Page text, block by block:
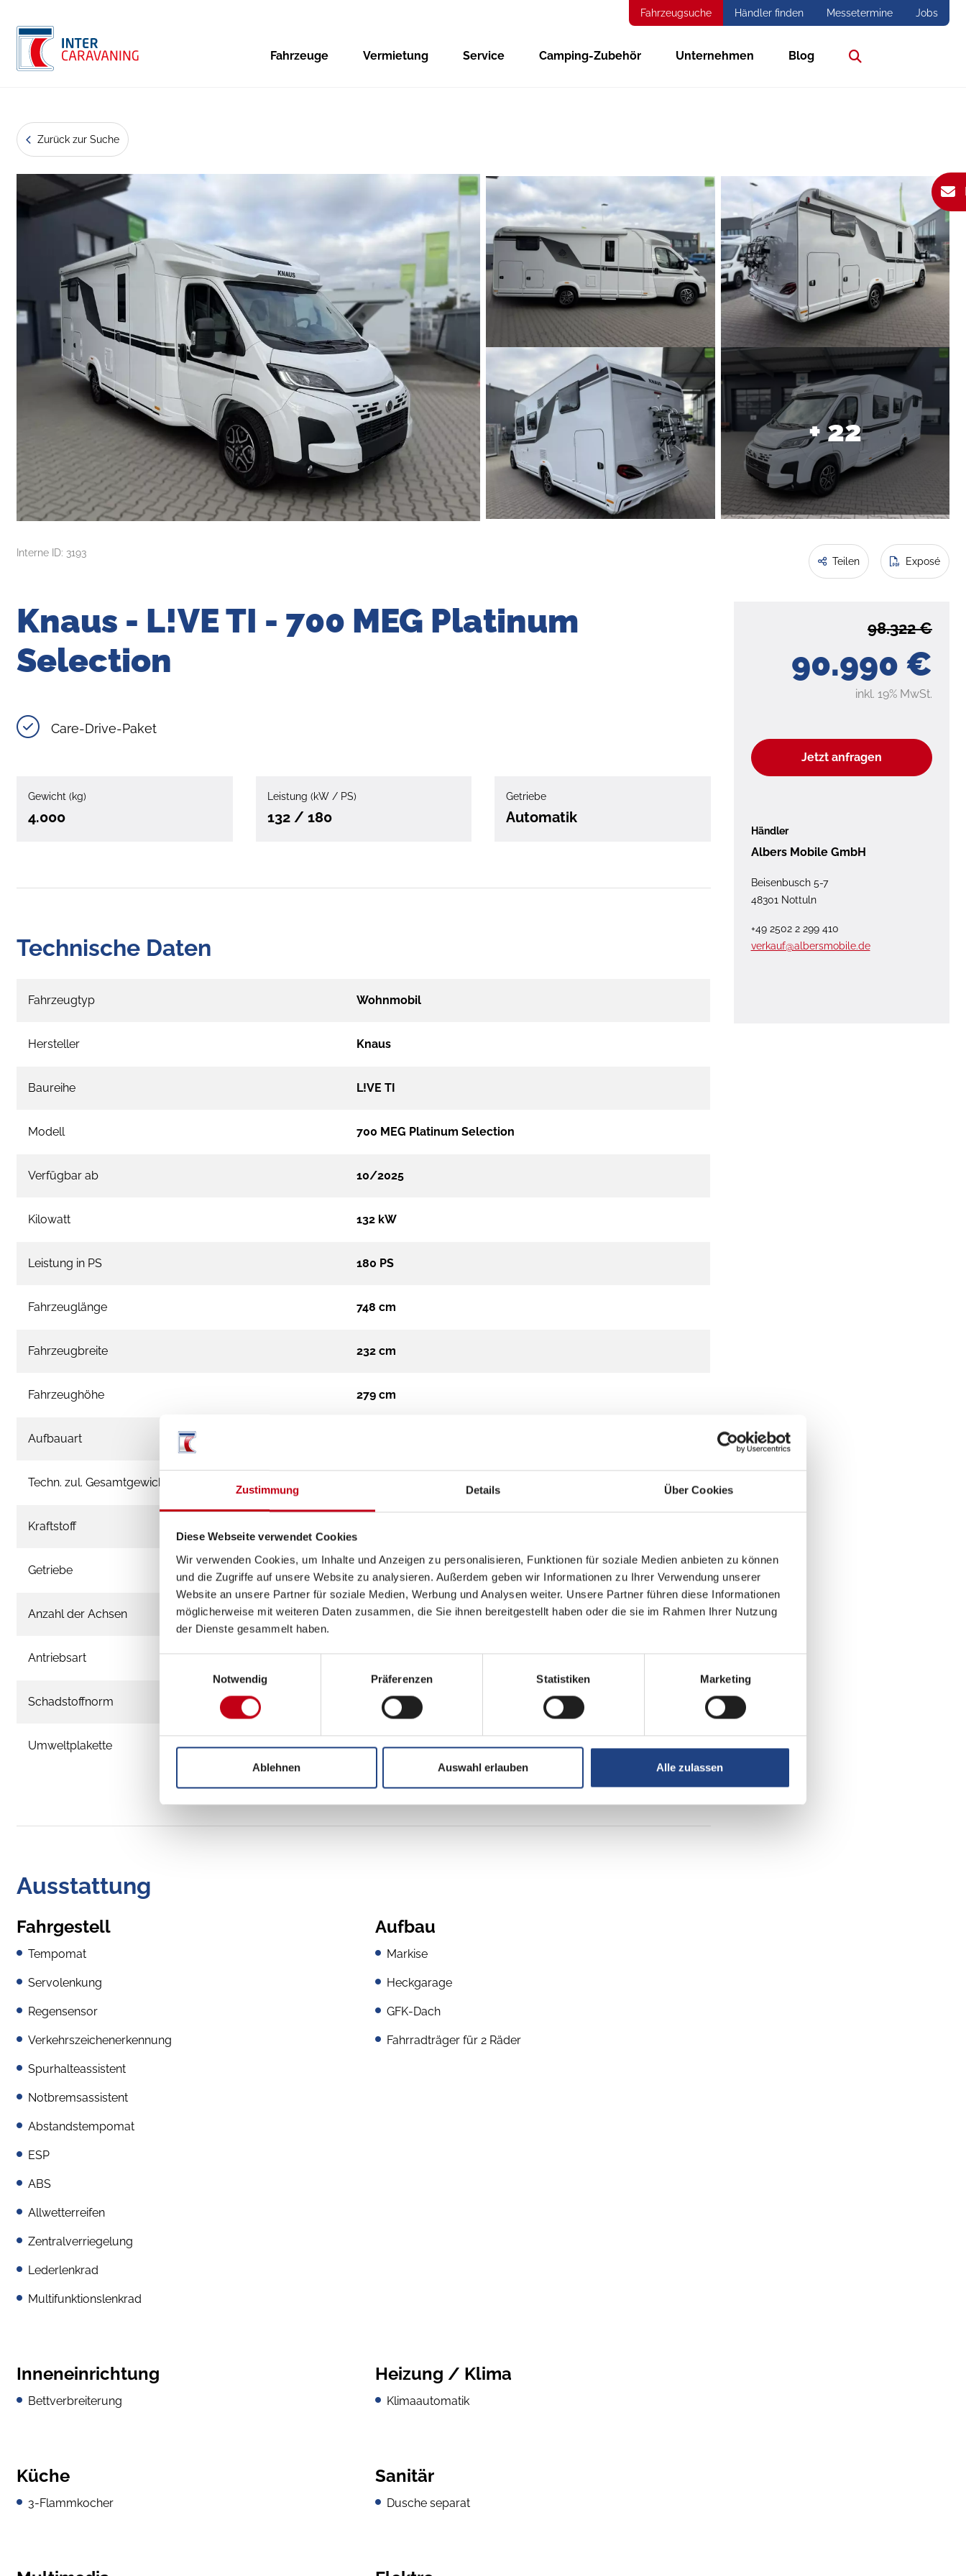
Zustimmung Details Über Cookies
Diese Webseite verwendet Cookies
Wir verwenden Cookies, um Inhalte und Anzeigen zu personalisieren, Funktionen für soziale Medien anbieten zu können
und die Zugriffe auf unsere Website zu analysieren. Außerdem geben wir Informationen zu Ihrer Verwendung unserer
Website an unsere Partner für soziale Medien, Werbung und Analysen weiter. Unsere Partner führen diese Informationen
möglicherweise mit weiteren Daten zusammen, die Sie ihnen bereitgestellt haben oder die sie im Rahmen Ihrer Nutzung
der Dienste gesammelt haben.
Notwendig
Präferenzen Statistiken Marketing
Ablehnen Auswahl erlauben Alle zulassen
Fahrzeugsuche Händler finden Messetermine Jobs
Fahrzeuge Vermietung Service Camping-Zubehör Unternehmen Blog
Zurück zur Suche
+ 22
Interne ID: 3193
Teilen Exposé
90.990 €
98.322 €
inkl. 19% MwSt.
Jetzt anfragen
Händler
Albers Mobile GmbH
Beisenbusch 5-7
48301 Nottuln
+49 2502 2 299 410
verkauf@albersmobile.de
Knaus - L!VE TI - 700 MEG Platinum
Selection
Care-Drive-Paket
Gewicht (kg)
4.000
Leistung (kW / PS)
132 / 180
Getriebe
Automatik
Technische Daten
Fahrzeugtyp Wohnmobil
Hersteller Knaus
Baureihe L!VE TI
Modell 700 MEG Platinum Selection
Verfügbar ab 10/2025
Kilowatt 132 kW
Leistung in PS 180 PS
Fahrzeuglänge 748 cm
Fahrzeugbreite 232 cm
Fahrzeughöhe 279 cm
Aufbauart
Techn. zul. Gesamtgewicht
Kraftstoff
Getriebe Automatik
Anzahl der Achsen 2
Antriebsart Frontantrieb
Schadstoffnorm Euro 6e
Umweltplakette grün
Ausstattung
Fahrgestell
Tempomat
Servolenkung
Regensensor
Verkehrszeichenerkennung
Spurhalteassistent
Notbremsassistent
Abstandstempomat
ESP
ABS
Allwetterreifen
Zentralverriegelung
Lederlenkrad
Multifunktionslenkrad
Aufbau
Markise
Heckgarage
GFK-Dach
Fahrradträger für 2 Räder
Inneneinrichtung
Bettverbreiterung
Heizung / Klima
Klimaautomatik
Küche
3-Flammkocher
Sanitär
Dusche separat